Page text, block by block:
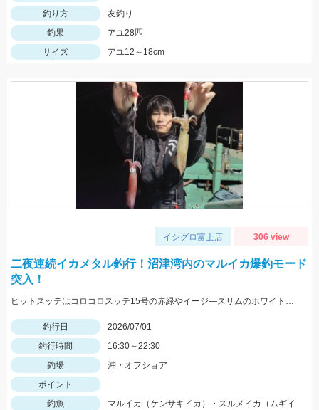
釣り方
友釣り
釣果
アユ28匹
サイズ
アユ12～18cm
イシグロ富士店 306 view
二夜連続イカメタル釣行！沼津湾内のマルイカ爆釣モード
突入！
ヒットスッテはコロコロスッテ15号の赤緑やイージ―スリムのホワイトレッドヘッドです！
釣行日
2026/07/01
釣行時間
16:30～22:30
釣場
沖・オフショア
ポイント
釣魚
マルイカ（ケンサキイカ）・スルメイカ（ムギイ